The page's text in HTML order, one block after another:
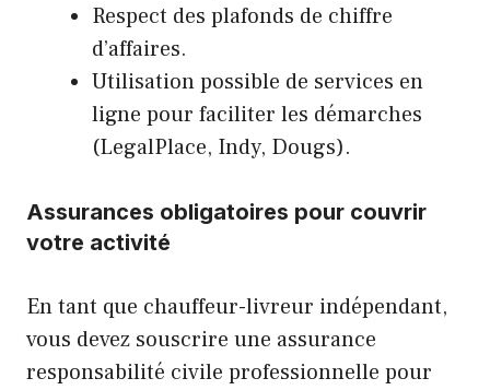
Respect des plafonds de chiffre
d’affaires.
Utilisation possible de services en
ligne pour faciliter les démarches
(LegalPlace, Indy, Dougs).
Assurances obligatoires pour couvrir
votre activité
En tant que chauffeur-livreur indépendant,
vous devez souscrire une assurance
responsabilité civile professionnelle pour